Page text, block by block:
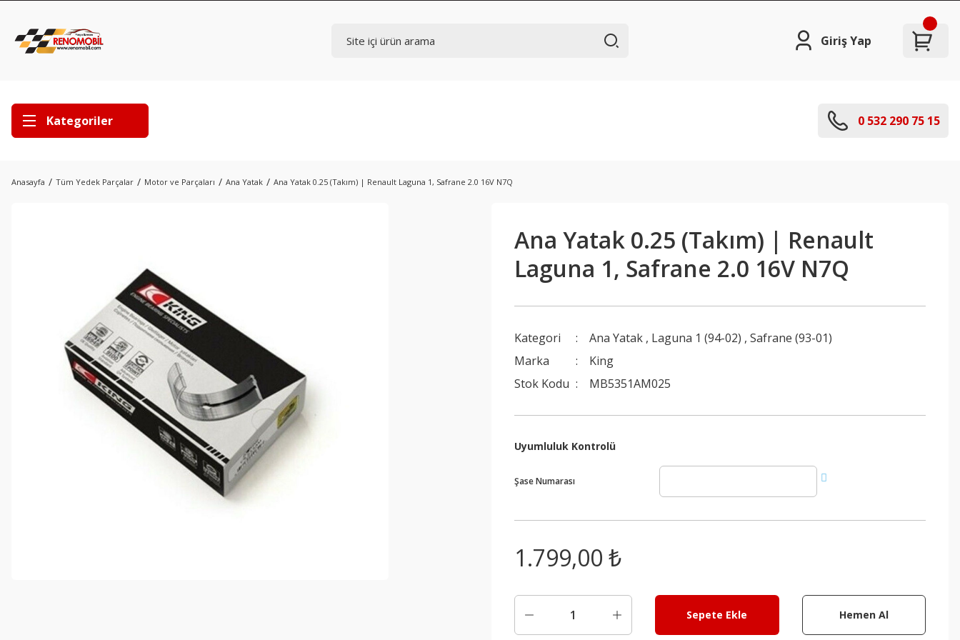
Giriş Yap
Kategoriler 0 532 290 75 15
Anasayfa Tüm Yedek Parçalar Motor ve Parçaları Ana Yatak Ana Yatak 0.25 (Takım) | Renault Laguna 1, Safrane 2.0 16V N7Q
Ana Yatak 0.25 (Takım) | Renault
Laguna 1, Safrane 2.0 16V N7Q
Kategori Ana Yatak , Laguna 1 (94-02) ,Safrane (93-01)
Marka
King
Stok Kodu
MB5351AM025
Uyumluluk Kontrolü
Şase Numarası
1.799,00 ₺
Sepete Ekle Hemen Al